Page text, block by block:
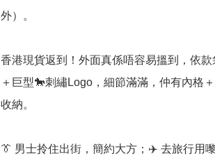
外）。
香港現貨返到！外面真係唔容易搵到，依
＋巨型🐎刺繡Logo，細節滿滿，仲有內格
收納。
👔 男士拎住出街，簡約大方；✈️ 去旅行用